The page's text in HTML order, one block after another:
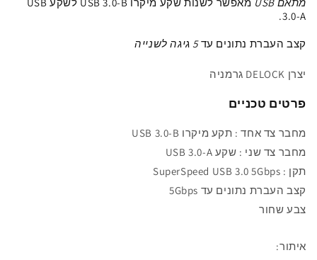
לשקע
A
A
3.0-A.
קצב העברת נתונים עד5 גיגהלשנייה
יצרן DELOCK גרמניה
פרטים טכניים
מחבר צד אחד : תקע מיקרו USB 3.0-B
מחבר צד שני : שקע USB 3.0-A
תקן :
SuperSpeed USB 3.0 5Gbps
קצב העברת נתונים עד 5Gbps
צבע שחור
איתור: